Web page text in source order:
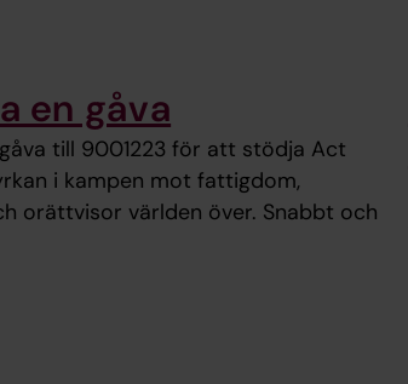
en gåva
till 9001223 för att stödja Act
i kampen mot fattigdom,
orättvisor världen över. Snabbt och